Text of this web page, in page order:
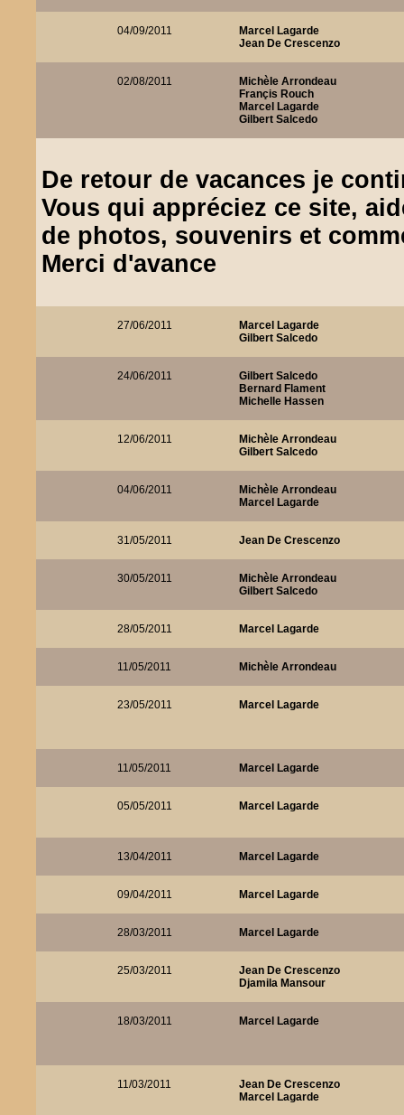
04/09/2011
Marcel Lagarde
Jean De Crescenzo
02/08/2011
Michèle Arrondeau
Françis Rouch
Marcel Lagarde
Gilbert Salcedo
De retour de vacances je
Vous qui appréciez ce site,
de photos, souvenirs et
Merci d'avance
27/06/2011
Marcel Lagarde
Gilbert Salcedo
24/06/2011
Gilbert Salcedo
Bernard Flament
Michelle Hassen
12/06/2011
Michèle Arrondeau
Gilbert Salcedo
04/06/2011
Michèle Arrondeau
Marcel Lagarde
31/05/2011 Jean De Crescenzo
30/05/2011
Michèle Arrondeau
Gilbert Salcedo
28/05/2011 Marcel Lagarde
11/05/2011 Michèle Arrondeau
23/05/2011 Marcel Lagarde
11/05/2011 Marcel Lagarde
05/05/2011 Marcel Lagarde
13/04/2011 Marcel Lagarde
09/04/2011 Marcel Lagarde
28/03/2011 Marcel Lagarde
25/03/2011
Jean De Crescenzo
Djamila Mansour
18/03/2011 Marcel Lagarde
11/03/2011
Jean De Crescenzo
Marcel Lagarde